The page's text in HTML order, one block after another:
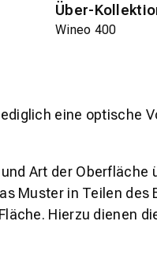
Über-
Wineo 400
eine optische
Art der Oberfläche
Muster in Teilen
Hierzu dienen